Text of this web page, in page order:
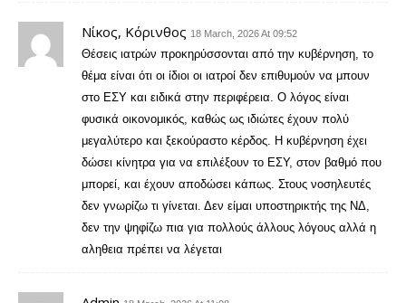
Νίκος, Κόρινθος 18 March, 2026 At 09:52
Θέσεις ιατρών προκηρύσσονται από την κυβέρνηση, το
θέμα είναι ότι οι ίδιοι οι ιατροί δεν επιθυμούν να μπουν
στο ΕΣΥ και ειδικά στην περιφέρεια. Ο λόγος είναι
φυσικά οικονομικός, καθώς ως ιδιώτες έχουν πολύ
μεγαλύτερο και ξεκούραστο κέρδος. Η κυβέρνηση έχει
δώσει κίνητρα για να επιλέξουν το ΕΣΥ, στον βαθμό που
μπορεί, και έχουν αποδώσει κάπως. Στους νοσηλευτές
δεν γνωρίζω τι γίνεται. Δεν είμαι υποστηρικτής της ΝΔ,
δεν την ψηφίζω πια για πολλούς άλλους λόγους αλλά η
αληθεια πρέπει να λέγεται